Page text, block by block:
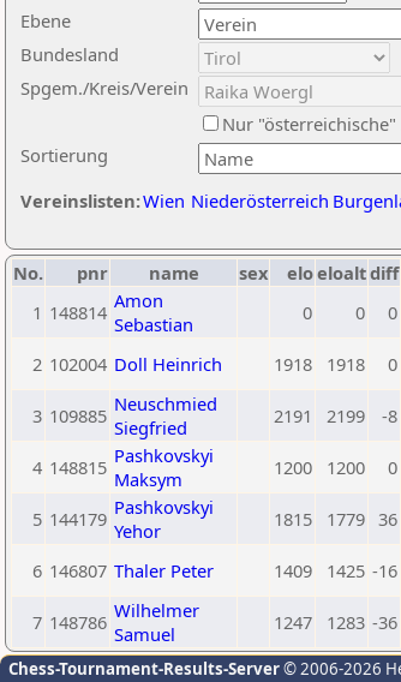
Ebene
Sortierung
Bundesland
Spgem./Kreis/Verein
Nur "österreichische"
Vereinslisten:Wien Niederösterreich
No. pnr name sex eloeloaltdiff
1 148814 Amon
Sebastian
0 0 0
2 102004 Doll Heinrich 1918 1918 0
3 109885 Neuschmied
Siegfried
2191 2199 -8
4 148815 Pashkovskyi
Maksym
1200 1200 0
5 144179 Pashkovskyi
Yehor
1815 1779 36
6 146807 Thaler Peter 1409 1425 -16
7 148786 Wilhelmer
Samuel
1247 1283 -36
Chess-Tournament-Results-Server© 2006-2026